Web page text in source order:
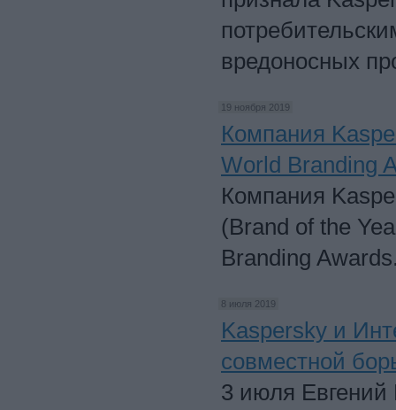
вредоносных
19 ноября 2019
Компания
World Branding
Компания
(Brand of the
Branding
8 июля 2019
Kaspersky и
совместной
3 июля Евгений